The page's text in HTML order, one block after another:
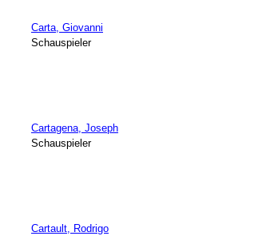
Carta, Giovanni
Schauspieler
Cartagena, Joseph
Schauspieler
Cartault, Rodrigo